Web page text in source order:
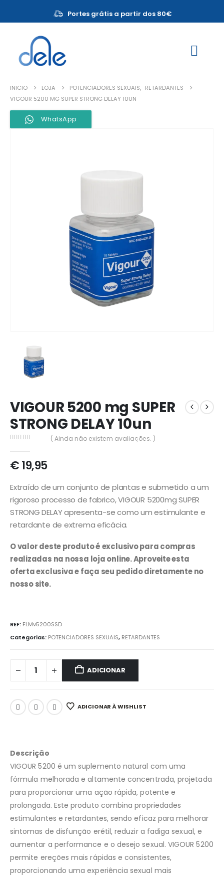
Portes grátis a partir dos 80€
INICIO LOJA POTENCIADORES SEXUAIS, RETARDANTES
VIGOUR 5200 MG SUPER STRONG DELAY 10UN
WhatsApp
VIGOUR 5200 mg SUPER
STRONG DELAY 10un
( Ainda não existem avaliações. )
€19,95
Extraído de um conjunto de plantas e submetido a um
rigoroso processo de fabrico, VIGOUR 5200mg SUPER
STRONG DELAY apresenta-se como um estimulante e
retardante de extrema eficácia.
O valor deste produto é exclusivo para compras
realizadas na nossa loja online. Aproveite esta
oferta exclusiva e faça seu pedido diretamente no
nosso site.
REF: FLMv5200SSD
Categorias: POTENCIADORES SEXUAIS, RETARDANTES
ADICIONAR
ADICIONAR À WISHLIST
Descrição
VIGOUR 5200 é um suplemento natural com uma
fórmula melhorada e altamente concentrada, projetada
para proporcionar uma ação rápida, potente e
prolongada. Este produto combina propriedades
estimulantes e retardantes, sendo eficaz para melhorar
sintomas de disfunção erétil, reduzir a fadiga sexual, e
aumentar a performance e o desejo sexual. VIGOUR 5200
permite ereções mais rápidas e consistentes,
proporcionando uma experiência sexual mais